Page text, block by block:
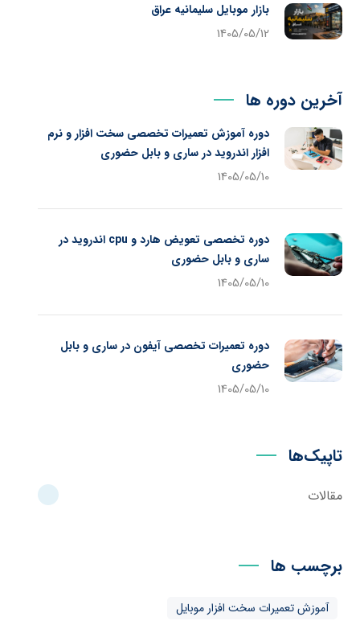
بازار موبایل سلیمانیه عراق
1405/05/12
آخرین دوره ها
دوره آموزش تعمیرات تخصصی سخت افزار و نرم
افزار اندروید در ساری و بابل حضوری
1405/05/10
دوره تخصصی تعویض هارد و cpu اندروید در
ساری و بابل حضوری
1405/05/10
دوره تعمیرات تخصصی آیفون در ساری و بابل
حضوری
1405/05/10
تاپیک‌ها
مقالات
برچسب ها
آموزش تعمیرات سخت افزار موبایل